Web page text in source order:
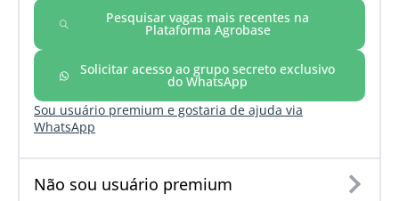
Pesquisar vagas mais recentes na
Plataforma Agrobase
Solicitar acesso ao grupo secreto exclusivo
do WhatsApp
Sou usuário premium e gostaria de ajuda via
WhatsApp
Não sou usuário premium